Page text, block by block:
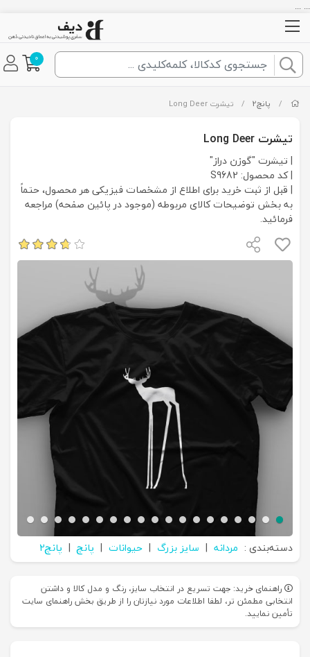
... ...
0
/ پانچ2 / تیشرت Long Deer
تیشرت Long Deer
| تیشرت "گوزن دراز"
| کد محصول: S9682
| قبل از ثبت خرید برای اطلاع از مشخصات فیزیکی هر محصول، حتماً
به بخش توضیحات کالای مربوطه (موجود در پائین صفحه) مراجعه
فرمائید.
دسته‌بندی : مردانه | سایز بزرگ | حیوانات | پانچ | پانچ2
راهنمای خرید: جهت تسریع در انتخاب سایز، رنگ و مدل کالا و داشتن
انتخابی مطمئن تر، لطفا اطلاعات مورد نیازتان را از طریق بخش راهنمای سایت
تأمین نمایید.